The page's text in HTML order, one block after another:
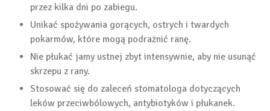
przez kilka dni po zabiegu.
Unikać spożywania gorących, ostrych i twardych
pokarmów, które mogą podrażnić ranę.
Nie płukać jamy ustnej zbyt intensywnie, aby nie usunąć
skrzepu z rany.
Stosować się do zaleceń stomatologa dotyczących
leków przeciwbólowych, antybiotyków i płukanek.